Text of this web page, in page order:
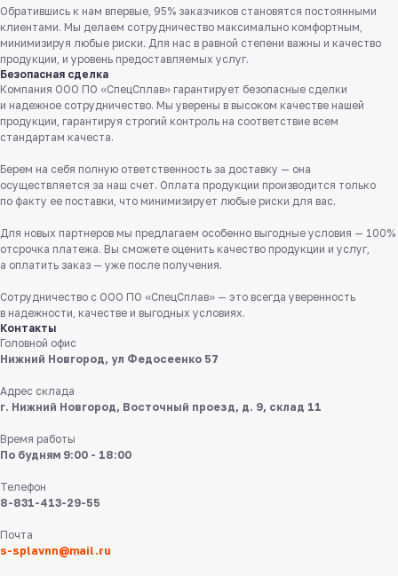
Обратившись к нам впервые, 95% заказчиков становятся постоянными
клиентами. Мы делаем сотрудничество максимально комфортным,
минимизируя любые риски. Для нас в равной степени важны и качество
продукции, и уровень предоставляемых услуг.
Безопасная сделка
Компания ООО ПО «СпецСплав» гарантирует безопасные сделки
и надежное сотрудничество. Мы уверены в высоком качестве нашей
продукции, гарантируя строгий контроль на соответствие всем
стандартам качеста.
Берем на себя полную ответственность за доставку — она
осуществляется за наш счет. Оплата продукции производится только
по факту ее поставки, что минимизирует любые риски для вас.
Для новых партнеров мы предлагаем особенно выгодные условия — 100%
отсрочка платежа. Вы сможете оценить качество продукции и услуг,
а оплатить заказ — уже после получения.
Сотрудничество с ООО ПО «СпецСплав» — это всегда уверенность
в надежности, качестве и выгодных условиях.
Контакты
Головной офис
Нижний Новгород, ул Федосеенко 57
Адрес склада
г. Нижний Новгород, Восточный проезд, д. 9, склад 11
Время работы
По будням 9:00 - 18:00
Телефон
8-831-413-29-55
Почта
s-splavnn@mail.ru
Заказать звонок
Служба поддержки клиентов
Работаем ежедневно с 8:00 до 18:00
в мессенджерах
8 831 413 29 55
Бесплатно по России
Нижний Новгород,
ул Федосеенко, 57
s-splavnn@mail.ru
8 831 413 29 55